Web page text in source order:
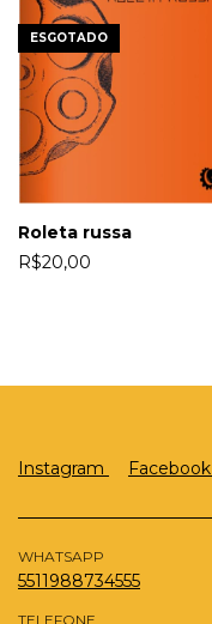
ESGOTADO
Roleta russa
R$20,00
Instagram Facebook
WHATSAPP
5511988734555
TELEFONE